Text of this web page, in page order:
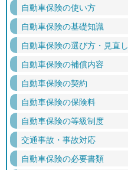
自動車保険の使い方
自動車保険の基礎知識
自動車保険の選び方・見直し
自動車保険の補償内容
自動車保険の契約
自動車保険の保険料
自動車保険の等級制度
交通事故・事故対応
自動車保険の必要書類